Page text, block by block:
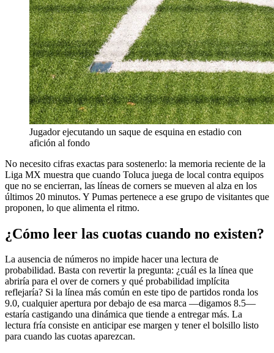
Jugador ejecutando un saque de esquina en estadio con
afición al fondo
No necesito cifras exactas para sostenerlo: la memoria reciente de la
Liga MX muestra que cuando Toluca juega de local contra equipos
que no se encierran, las líneas de corners se mueven al alza en los
últimos 20 minutos. Y Pumas pertenece a ese grupo de visitantes que
proponen, lo que alimenta el ritmo.
¿Cómo leer las cuotas cuando no existen?
La ausencia de números no impide hacer una lectura de
probabilidad. Basta con revertir la pregunta: ¿cuál es la línea que
abriría para el over de corners y qué probabilidad implícita
reflejaría? Si la línea más común en este tipo de partidos ronda los
9.0, cualquier apertura por debajo de esa marca —digamos 8.5—
estaría castigando una dinámica que tiende a entregar más. La
lectura fría consiste en anticipar ese margen y tener el bolsillo listo
para cuando las cuotas aparezcan.